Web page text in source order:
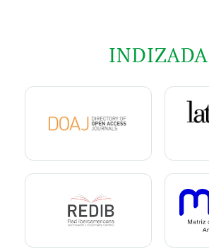
INDIZADA